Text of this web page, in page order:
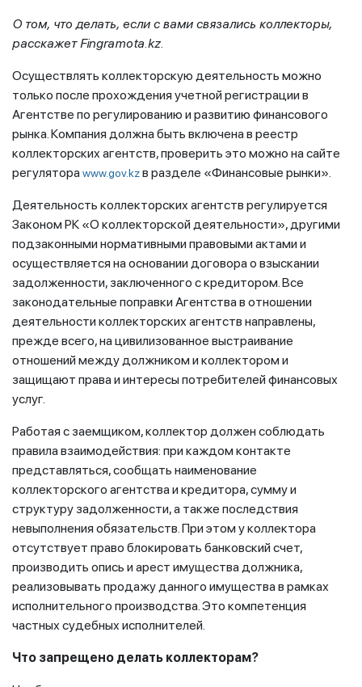
О том, что делать, если с вами связались коллекторы,
расскажет Fingramota.kz.
Осуществлять коллекторскую деятельность можно
только после прохождения учетной регистрации в
Агентстве по регулированию и развитию финансового
рынка. Компания должна быть включена в реестр
коллекторских агентств, проверить это можно на сайте
регулятора www.gov.kzв разделе «Финансовые рынки».
Деятельность коллекторских агентств регулируется
Законом РК «О коллекторской деятельности», другими
подзаконными нормативными правовыми актами и
осуществляется на основании договора о взыскании
задолженности, заключенного с кредитором. Все
законодательные поправки Агентства в отношении
деятельности коллекторских агентств направлены,
прежде всего, на цивилизованное выстраивание
отношений между должником и коллектором и
защищают права и интересы потребителей финансовых
услуг.
Работая с заемщиком, коллектор должен соблюдать
правила взаимодействия: при каждом контакте
представляться, сообщать наименование
коллекторского агентства и кредитора, сумму и
структуру задолженности, а также последствия
невыполнения обязательств. При этом у коллектора
отсутствует право блокировать банковский счет,
производить опись и арест имущества должника,
реализовывать продажу данного имущества в рамках
исполнительного производства. Это компетенция
частных судебных исполнителей.
Что запрещено делать коллекторам?